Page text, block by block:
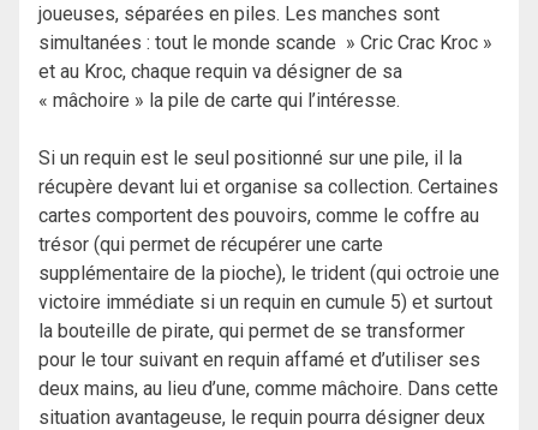
joueuses, séparées en piles. Les manches sont
simultanées : tout le monde scande » Cric Crac Kroc »
et au Kroc, chaque requin va désigner de sa
« mâchoire » la pile de carte qui l’intéresse.
Si un requin est le seul positionné sur une pile, il la
récupère devant lui et organise sa collection. Certaines
cartes comportent des pouvoirs, comme le coffre au
trésor (qui permet de récupérer une carte
supplémentaire de la pioche), le trident (qui octroie une
victoire immédiate si un requin en cumule 5) et surtout
la bouteille de pirate, qui permet de se transformer
pour le tour suivant en requin affamé et d’utiliser ses
deux mains, au lieu d’une, comme mâchoire. Dans cette
situation avantageuse, le requin pourra désigner deux